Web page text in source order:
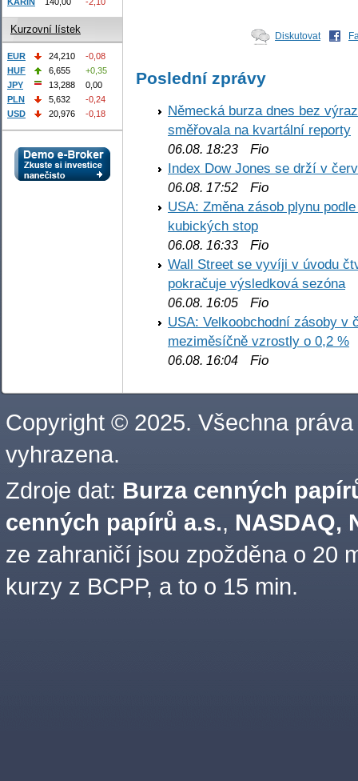
Diskutovat
Poslední zprávy
Německá burza dnes bez
směřovala na kvartální reporty
06.08. 18:23 Fio
Index Dow Jones se drží v
06.08. 17:52 Fio
USA: Změna zásob plynu
kubických stop
06.08. 16:33 Fio
Wall Street se vyvíji v úvodu
pokračuje výsledková sezóna
06.08. 16:05 Fio
USA: Velkoobchodní zásoby v
meziměsíčně vzrostly o 0,2 %
06.08. 16:04 Fio
Kurzovní lístek
EUR 24,210
-0,08
HUF
6,655
+0,35
JPY
13,288
0,00
PLN
5,632
-0,24
USD
20,976 -0,18
Copyright © 2025. Všechna práva
vyhrazena.
Zdroje dat: Burza cenných
cenných papírů a.s., NASDAQ,
ze zahraničí jsou zpožděna o 20
kurzy z BCPP, a to o 15 min.